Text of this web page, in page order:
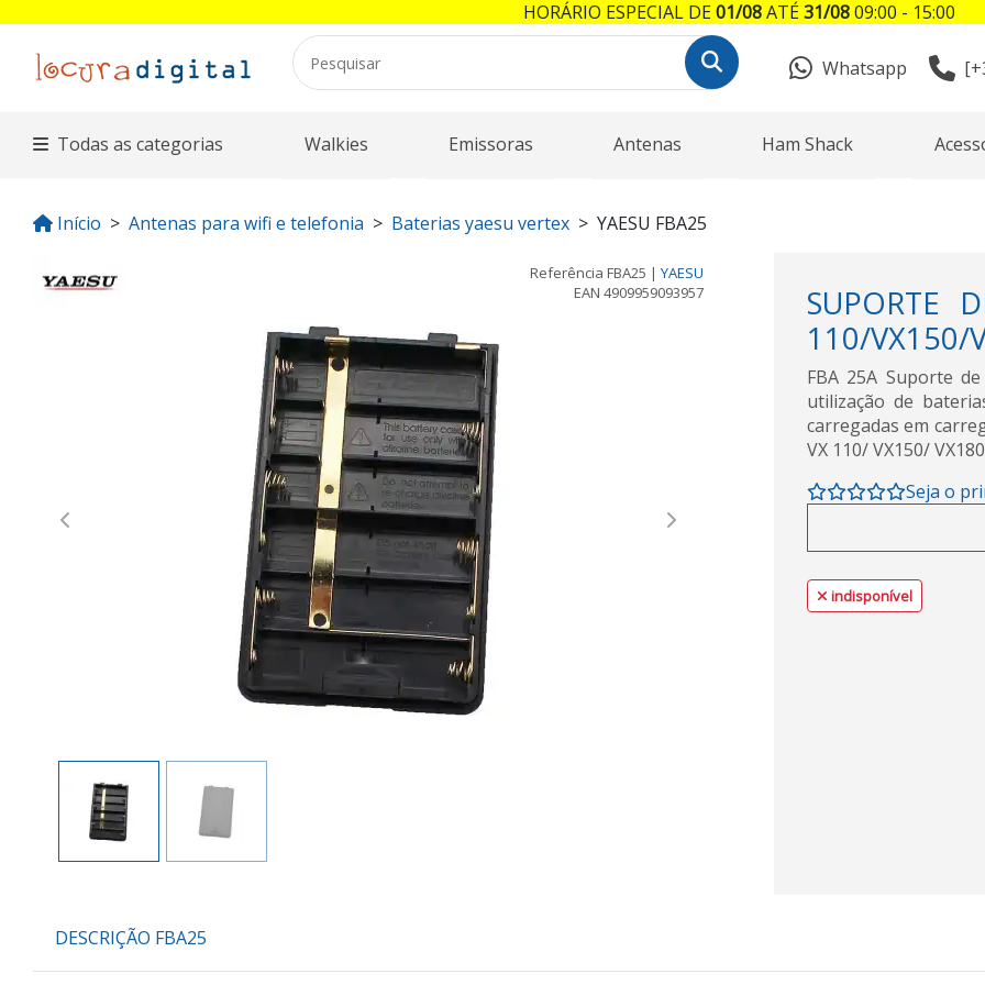
Whatsapp
Todas as categorias Walkies Emissoras Antenas Ham Shack
Início Antenas para wifi e telefonia Baterias yaesu vertex YAESU FBA25
Referência FBA25 | YAESU
EAN 4909959093957
Previous Next
SUPORTE
110/VX150/
FBA 25A Suporte
utilização de
carregadas em
VX 110/ VX150/
Seja o
indisponível
DESCRIÇÃO FBA25
HORÁRIO ESPECIAL DE01/08ATÉ31/0809:00 - 15:00